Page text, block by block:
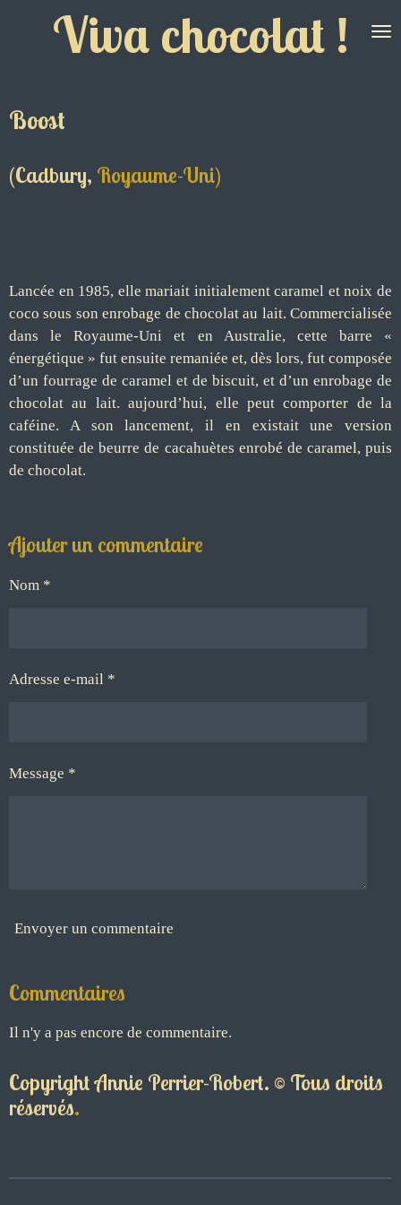
PasserViva chocolat !
Boost
(Cadbury, Royaume-Uni)
Lancée en 1985, elle mariait initialement caramel et noix de
coco sous son enrobage de chocolat au lait. Commercialisée
dans le Royaume-Uni et en Australie, cette barre «
énergétique » fut ensuite remaniée et, dès lors, fut composée
d’un fourrage de caramel et de biscuit, et d’un enrobage de
chocolat au lait. aujourd’hui, elle peut comporter de la
caféine. A son lancement, il en existait une version
constituée de beurre de cacahuètes enrobé de caramel, puis
de chocolat.
Ajouter un commentaire
Nom *
Adresse e-mail *
Message *
Envoyer un commentaire
Commentaires
Il n'y a pas encore de commentaire.
Copyright Annie Perrier-Robert. © Tous droits
réservés.